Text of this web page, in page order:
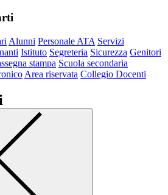
Alunni Personale ATA Servizi
Istituto Segreteria Sicurezza Genitori
stampa Scuola secondaria
Area riservata Collegio Docenti